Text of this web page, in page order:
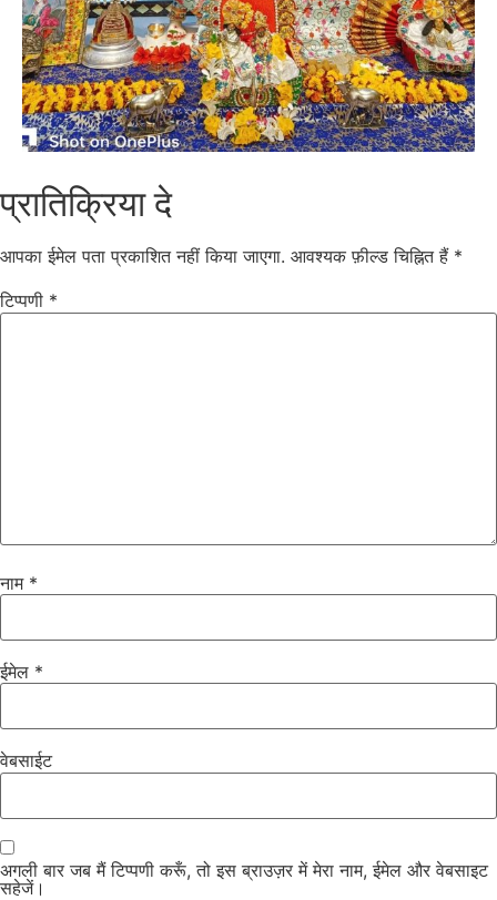
प्रातिक्रिया दे
आपका ईमेल पता प्रकाशित नहीं किया जाएगा. आवश्यक फ़ील्ड चिह्नित हैं *
टिप्पणी *
नाम *
ईमेल *
वेबसाईट
अगली बार जब मैं टिप्पणी करूँ, तो इस ब्राउज़र में मेरा नाम, ईमेल और वेबसाइट
सहेजें।